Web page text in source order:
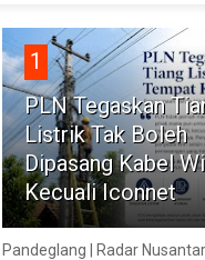
1
PLN Tegaskan
Listrik Tak Boleh
Dipasang Kabel
Kecuali Iconnet
Pandeglang | Radar